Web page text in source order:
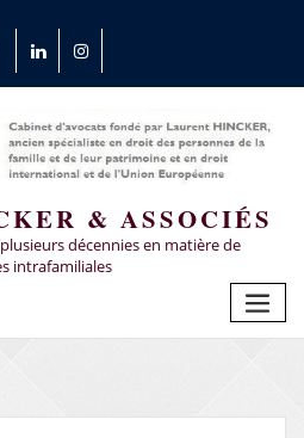
& ASSOCIÉS
décennies en matière de
intrafamiliales